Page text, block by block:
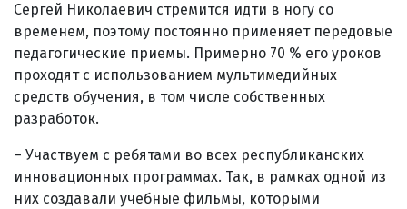
Сергей Николаевич стремится идти в ногу со
временем, поэтому постоянно применяет передовые
педагогические приемы. Примерно 70 % его уроков
проходят с использованием мультимедийных
средств обучения, в том числе собственных
разработок.
– Участвуем с ребятами во всех республиканских
инновационных программах. Так, в рамках одной из
них создавали учебные фильмы, которыми